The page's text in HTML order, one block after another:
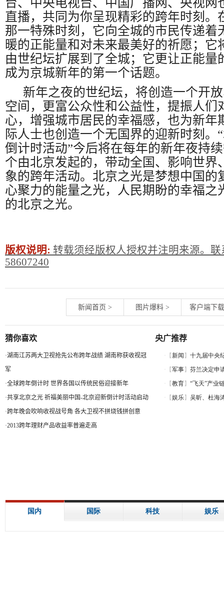
台、中央电视台、中国广播网、央视网
直播，共同为你呈现精彩的跨年时刻。
那一特殊时刻，它向全城的市民传递着
暖的正能量和对未来最美好的祈愿；它
由世纪坛扩展到了全城；它更让正能量
成为京城新年的第一个话题。
新年之夜的世纪坛，将创造一个开
空间，更富公众性和公益性，提振人们
心，增强城市居民的幸福感，也为新年
际人士也创造一个无国界的迎新时刻。
倒计时活动”今后将在每年的新年夜持
个由北京发起的，带动全国、影响世界
象的跨年活动。北京之光是梦想中国的
心聚力的能量之光，人民期盼的幸福之
的北京之光。
版权说明: 转载须经版权人授权并注明来源。联
58607240
新闻首页 > 图片爆料 > 客户端下载
猜你喜欢
·湖南江苏两大卫视抢先公布跨年战绩 湖南称获收视冠
军
·全球跨年倒计时 世界各国以传统民俗迎接新年
·共享北京之光 祈福美丽中国-北京迎新倒计时活动启动
·跨年晚会吹响收视战号角 各大卫视不拼烧钱拼创意
·2013跨年理财产品收益率普遍走高
央广推荐